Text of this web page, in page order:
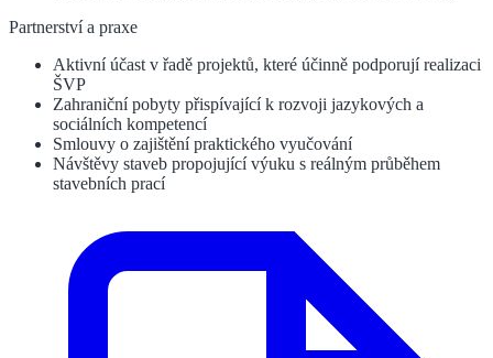
Partnerství a praxe
Aktivní účast v řadě projektů, které účinně podporují realizaci
ŠVP
Zahraniční pobyty přispívající k rozvoji jazykových a
sociálních kompetencí
Smlouvy o zajištění praktického vyučování
Návštěvy staveb propojující výuku s reálným průběhem
stavebních prací